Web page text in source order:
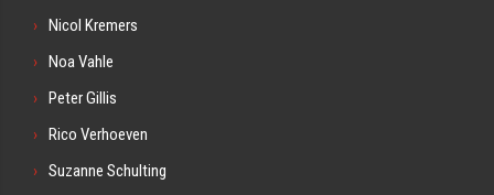
Nicol Kremers
Noa Vahle
Peter Gillis
Rico Verhoeven
Suzanne Schulting